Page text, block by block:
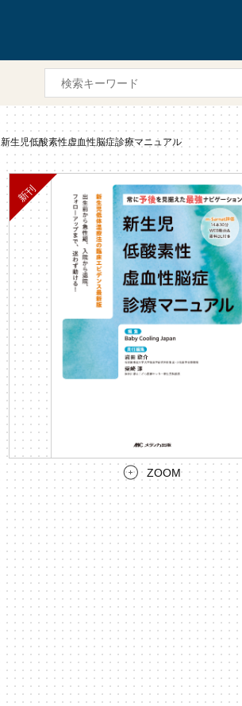
新生児低酸素性虚血性脳症診療マニュアル
ZOOM